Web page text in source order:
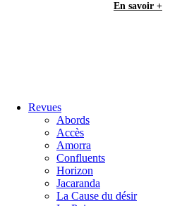
En savoir +
Revues
Abords
Accès
Amorra
Confluents
Horizon
Jacaranda
La Cause du désir